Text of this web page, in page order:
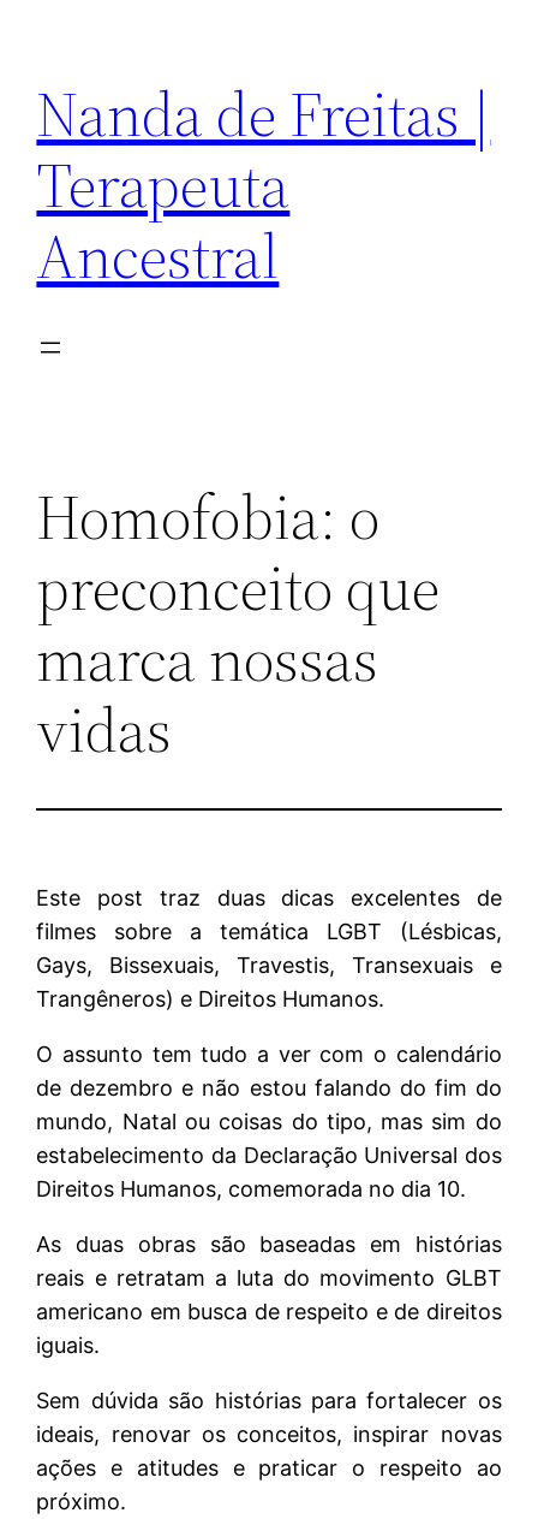
conteúdo
Nanda de Freitas |
Terapeuta
Ancestral
Homofobia: o
preconceito que
marca nossas
vidas
Este post traz duas dicas excelentes de
filmes sobre a temática LGBT (Lésbicas,
Gays, Bissexuais, Travestis, Transexuais e
Trangêneros) e Direitos Humanos.
O assunto tem tudo a ver com o calendário
de dezembro e não estou falando do fim do
mundo, Natal ou coisas do tipo, mas sim do
estabelecimento da Declaração Universal dos
Direitos Humanos, comemorada no dia 10.
As duas obras são baseadas em histórias
reais e retratam a luta do movimento GLBT
americano em busca de respeito e de direitos
iguais.
Sem dúvida são histórias para fortalecer os
ideais, renovar os conceitos, inspirar novas
ações e atitudes e praticar o respeito ao
próximo.